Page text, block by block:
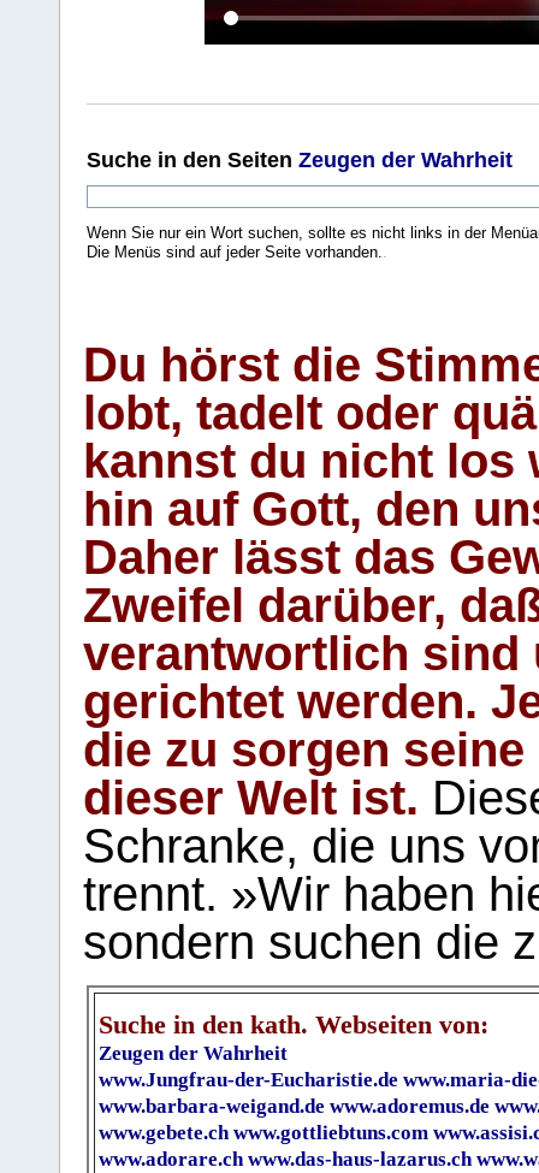
Suche in den Seiten Zeugen der Wahrheit
Wenn Sie nur ein Wort suchen, sollte es nicht links in der
Die Menüs sind auf jeder Seite vorhanden.
Du hörst die
lobt, tadelt oder
kannst du nicht los
hin auf Gott, den
Daher lässt das
Zweifel darüber,
verantwortlich sind
gerichtet werden.
die zu sorgen
dieser Welt ist.
Schranke, die uns
trennt. »Wir haben
sondern suchen die
Suche in den kath. Webseiten von:
Zeugen der Wahrheit
www.Jungfrau-der-Eucharistie.de www.maria-
www.barbara-weigand.de www.adoremus.de
www.gebete.ch www.gottliebtuns.com
www.adorare.ch www.das-haus-lazarus.ch